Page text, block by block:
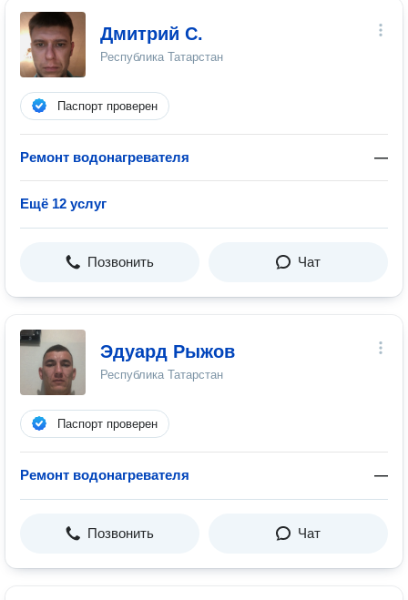
Дмитрий С.
Республика Татарстан
Паспорт проверен
Ремонт водонагревателя —
Ещё 12 услуг
Позвонить Чат
Эдуард Рыжов
Республика Татарстан
Паспорт проверен
Ремонт водонагревателя —
Позвонить Чат